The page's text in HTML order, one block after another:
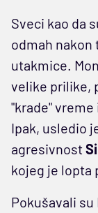
Sveci kao da
odmah nakon
utakmice.
velike prilike,
"krade"
Ipak, usledio
agresivnost
kojeg je lopta
Pokušavali